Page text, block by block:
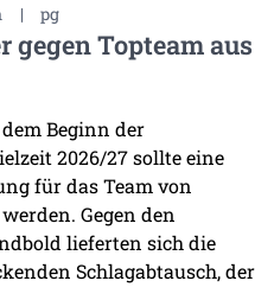
| pg
gegen Topteam aus
Beginn der
2026/27 sollte eine
für das Team von
Gegen den
lieferten sich die
Schlagabtausch, der